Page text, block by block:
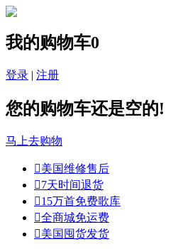
我的购物车0
登录 | 注册
您的购物车还是空的!
马上去购物
美国维修售后
7天时间退货
15万首免费歌库
全商城免运费
美国囤货发货